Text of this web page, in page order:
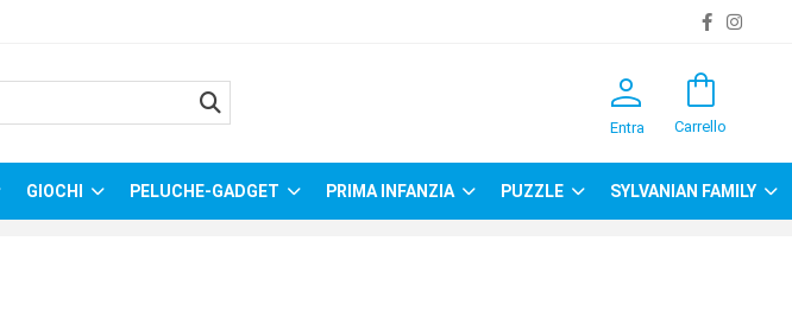
person
Entra
shopping_bag
Carrello
GIOCHI PELUCHE-GADGET PRIMA INFANZIA PUZZLE SYLVANIAN FAMILY